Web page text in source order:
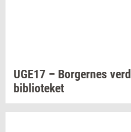
UGE17 – Bor­ger­nes
bi­bli­o­te­ket